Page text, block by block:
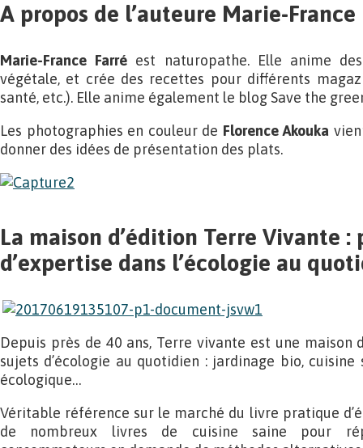
A propos de l’auteure Marie-France
Marie-France Farré est naturopathe. Elle anime
végétale, et crée des recettes pour différents
santé, etc.). Elle anime également le blog Save the
Les photographies en couleur de Florence Akouka
donner des idées de présentation des plats.
La maison d’édition Terre Vivante :
d’expertise dans l’écologie au
Depuis près de 40 ans, Terre vivante est une maison
sujets d’écologie au quotidien : jardinage bio, cuisine
écologique…
Véritable référence sur le marché du livre pratique
de nombreux livres de cuisine saine pour